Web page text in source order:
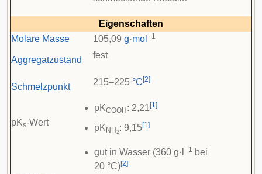
Eigenschaften
Molare Masse
105,09 g·mol −1
Aggregatzustand fest
Schmelzpunkt 215–225 °C [2]
pKs-Wert
pKCOOH : 2,21 [1]
pK NH 2: 9,15[1]
gut in Wasser (360 g·l −1 bei
20 °C)[2]